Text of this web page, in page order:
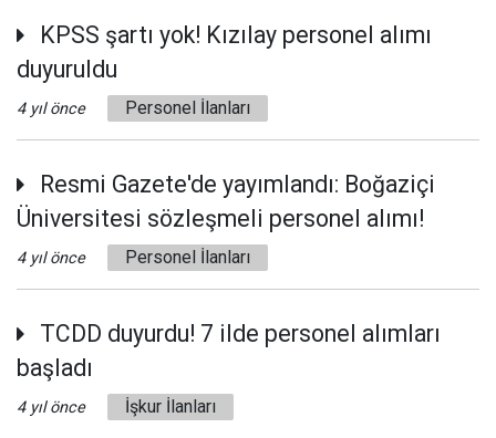
KPSS şartı yok! Kızılay personel alımı
duyuruldu
4 yıl önce Personel İlanları
Resmi Gazete'de yayımlandı: Boğaziçi
Üniversitesi sözleşmeli personel alımı!
4 yıl önce Personel İlanları
TCDD duyurdu! 7 ilde personel alımları
başladı
4 yıl önce İşkur İlanları